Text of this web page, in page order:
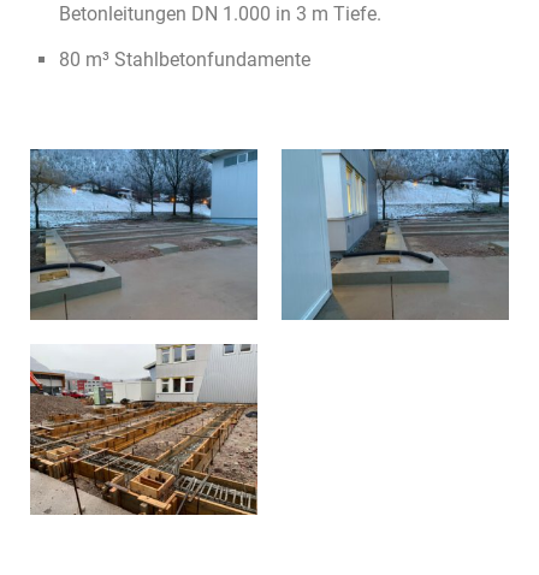
Betonleitungen DN 1.000 in 3 m Tiefe.
80 m³ Stahlbetonfundamente